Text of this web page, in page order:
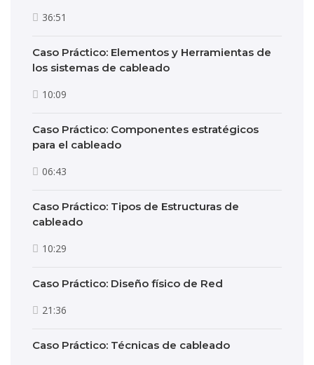
36:51
Caso Práctico: Elementos y Herramientas de
los sistemas de cableado
10:09
Caso Práctico: Componentes estratégicos
para el cableado
06:43
Caso Práctico: Tipos de Estructuras de
cableado
10:29
Caso Práctico: Diseño físico de Red
21:36
Caso Práctico: Técnicas de cableado